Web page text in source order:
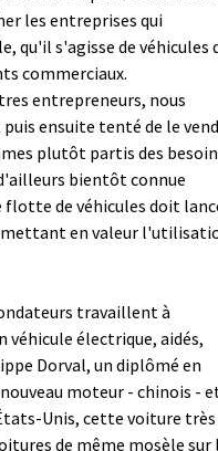
les entreprises qui
qu'il s'agisse de véhicules
commerciaux.
entrepreneurs, nous
ensuite tenté de le
plutôt partis des
bientôt connue
flotte de véhicules doit
en valeur
travaillent à
véhicule électrique, aidés,
Dorval, un diplômé en
moteur - chinois -
Unis, cette voiture très
de même mosèle sur